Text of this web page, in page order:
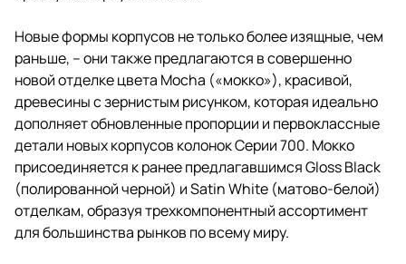
Новые формы корпусов не только более изящные, чем
раньше, – они также предлагаются в совершенно
новой отделке цвета Mocha («мокко»), красивой,
древесины с зернистым рисунком, которая идеально
дополняет обновленные пропорции и первоклассные
детали новых корпусов колонок Серии 700. Мокко
присоединяется к ранее предлагавшимся Gloss Black
(полированной черной) и Satin White (матово-белой)
отделкам, образуя трехкомпонентный ассортимент
для большинства рынков по всему миру.